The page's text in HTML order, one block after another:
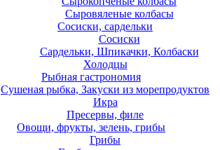
Сыровяленые колбасы
Сосиски, сардельки
Сосиски
Сардельки, Шпикачки, Колбаски
Холодцы
Рыбная гастрономия
Сушеная рыбка, Закуски из морепродуктов
Икра
Пресервы, филе
Овощи, фрукты, зелень, грибы
Грибы